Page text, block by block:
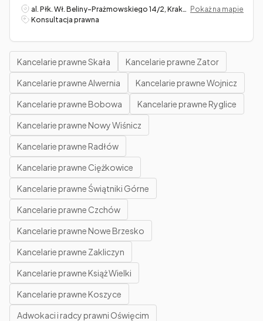
al. Płk. Wł. Beliny-Prażmowskiego 14/2, Kraków Pokaż na mapie
Konsultacja prawna
Kancelarie prawne Skała
Kancelarie prawne Zator
Kancelarie prawne Alwernia
Kancelarie prawne Wojnicz
Kancelarie prawne Bobowa
Kancelarie prawne Ryglice
Kancelarie prawne Nowy Wiśnicz
Kancelarie prawne Radłów
Kancelarie prawne Ciężkowice
Kancelarie prawne Świątniki Górne
Kancelarie prawne Czchów
Kancelarie prawne Nowe Brzesko
Kancelarie prawne Zakliczyn
Kancelarie prawne Książ Wielki
Kancelarie prawne Koszyce
Adwokaci i radcy prawni Oświęcim